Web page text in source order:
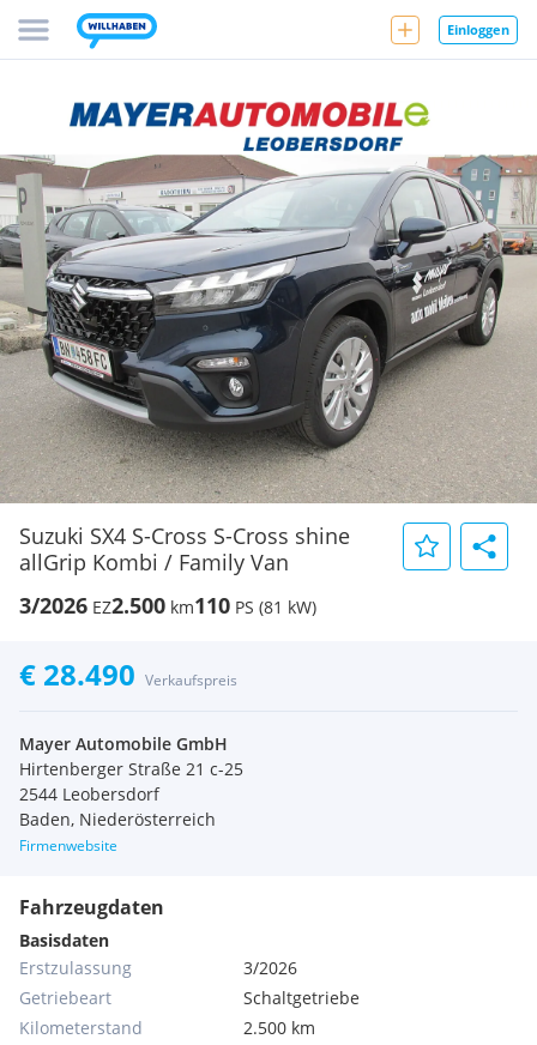
Einloggen
Suzuki SX4 S-Cross S-Cross shine
allGrip Kombi / Family Van
3/2026 EZ2.500 km110 PS (81 kW)
€ 28.490 Verkaufspreis
Mayer Automobile GmbH
Hirtenberger Straße 21 c-25
2544 Leobersdorf
Baden, Niederösterreich
Firmenwebsite
Fahrzeugdaten
Basisdaten
Erstzulassung
3/2026
Getriebeart
Schaltgetriebe
Kilometerstand
2.500 km